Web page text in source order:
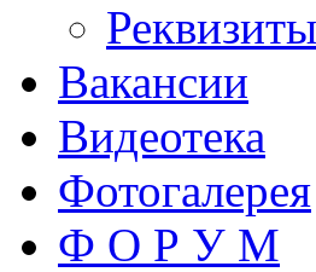
Реквизиты
Вакансии
Видеотека
Фотогалерея
Ф О Р У М